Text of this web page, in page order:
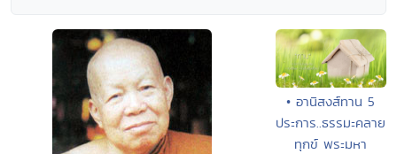
• อานิสงส์ทาน 5
ประการ..ธรรมะคลาย
ทุกข์ พระมหา